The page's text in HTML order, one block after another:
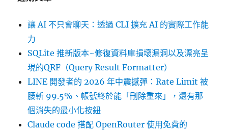
讓 AI 不只會聊天：透過 CLI 擴充 AI 的實際工作能
力
SQLite 推新版本~修復資料庫損壞漏洞以及漂亮呈
現的QRF（Query Result Formatter）
LINE 開發者的 2026 年中震撼彈：Rate Limit 被
腰斬 99.5%、帳號終於能「刪除重來」，還有那
個消失的最小化按鈕
Claude code 搭配 OpenRouter 使用免費的